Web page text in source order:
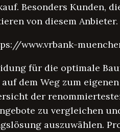
Besonders Kunden,
von diesem Anbieter.
www.vrbank-
für die optimale
dem Weg zum
der
zu vergleichen
auszuwählen.